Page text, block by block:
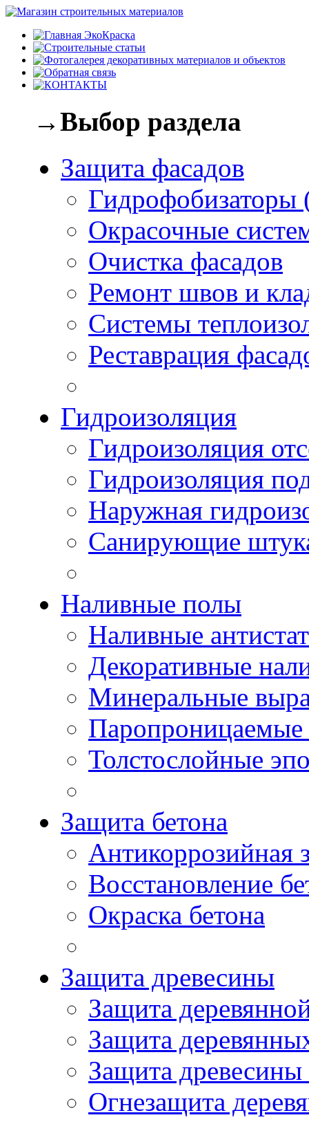
→Выбор раздела
Защита фасадов
Гидрофобизаторы
Окрасочные
Очистка фасадов
Ремонт швов и
Системы
Реставрация
Гидроизоляция
Гидроизоляция
Гидроизоляция
Наружная
Санирующие
Наливные полы
Наливные
Декоративные
Минеральные
Толстослойные
Защита бетона
Антикоррозийная
Восстановление
Окраска бетона
Защита древесины
Защита
Защита
Защита
Огнезащита